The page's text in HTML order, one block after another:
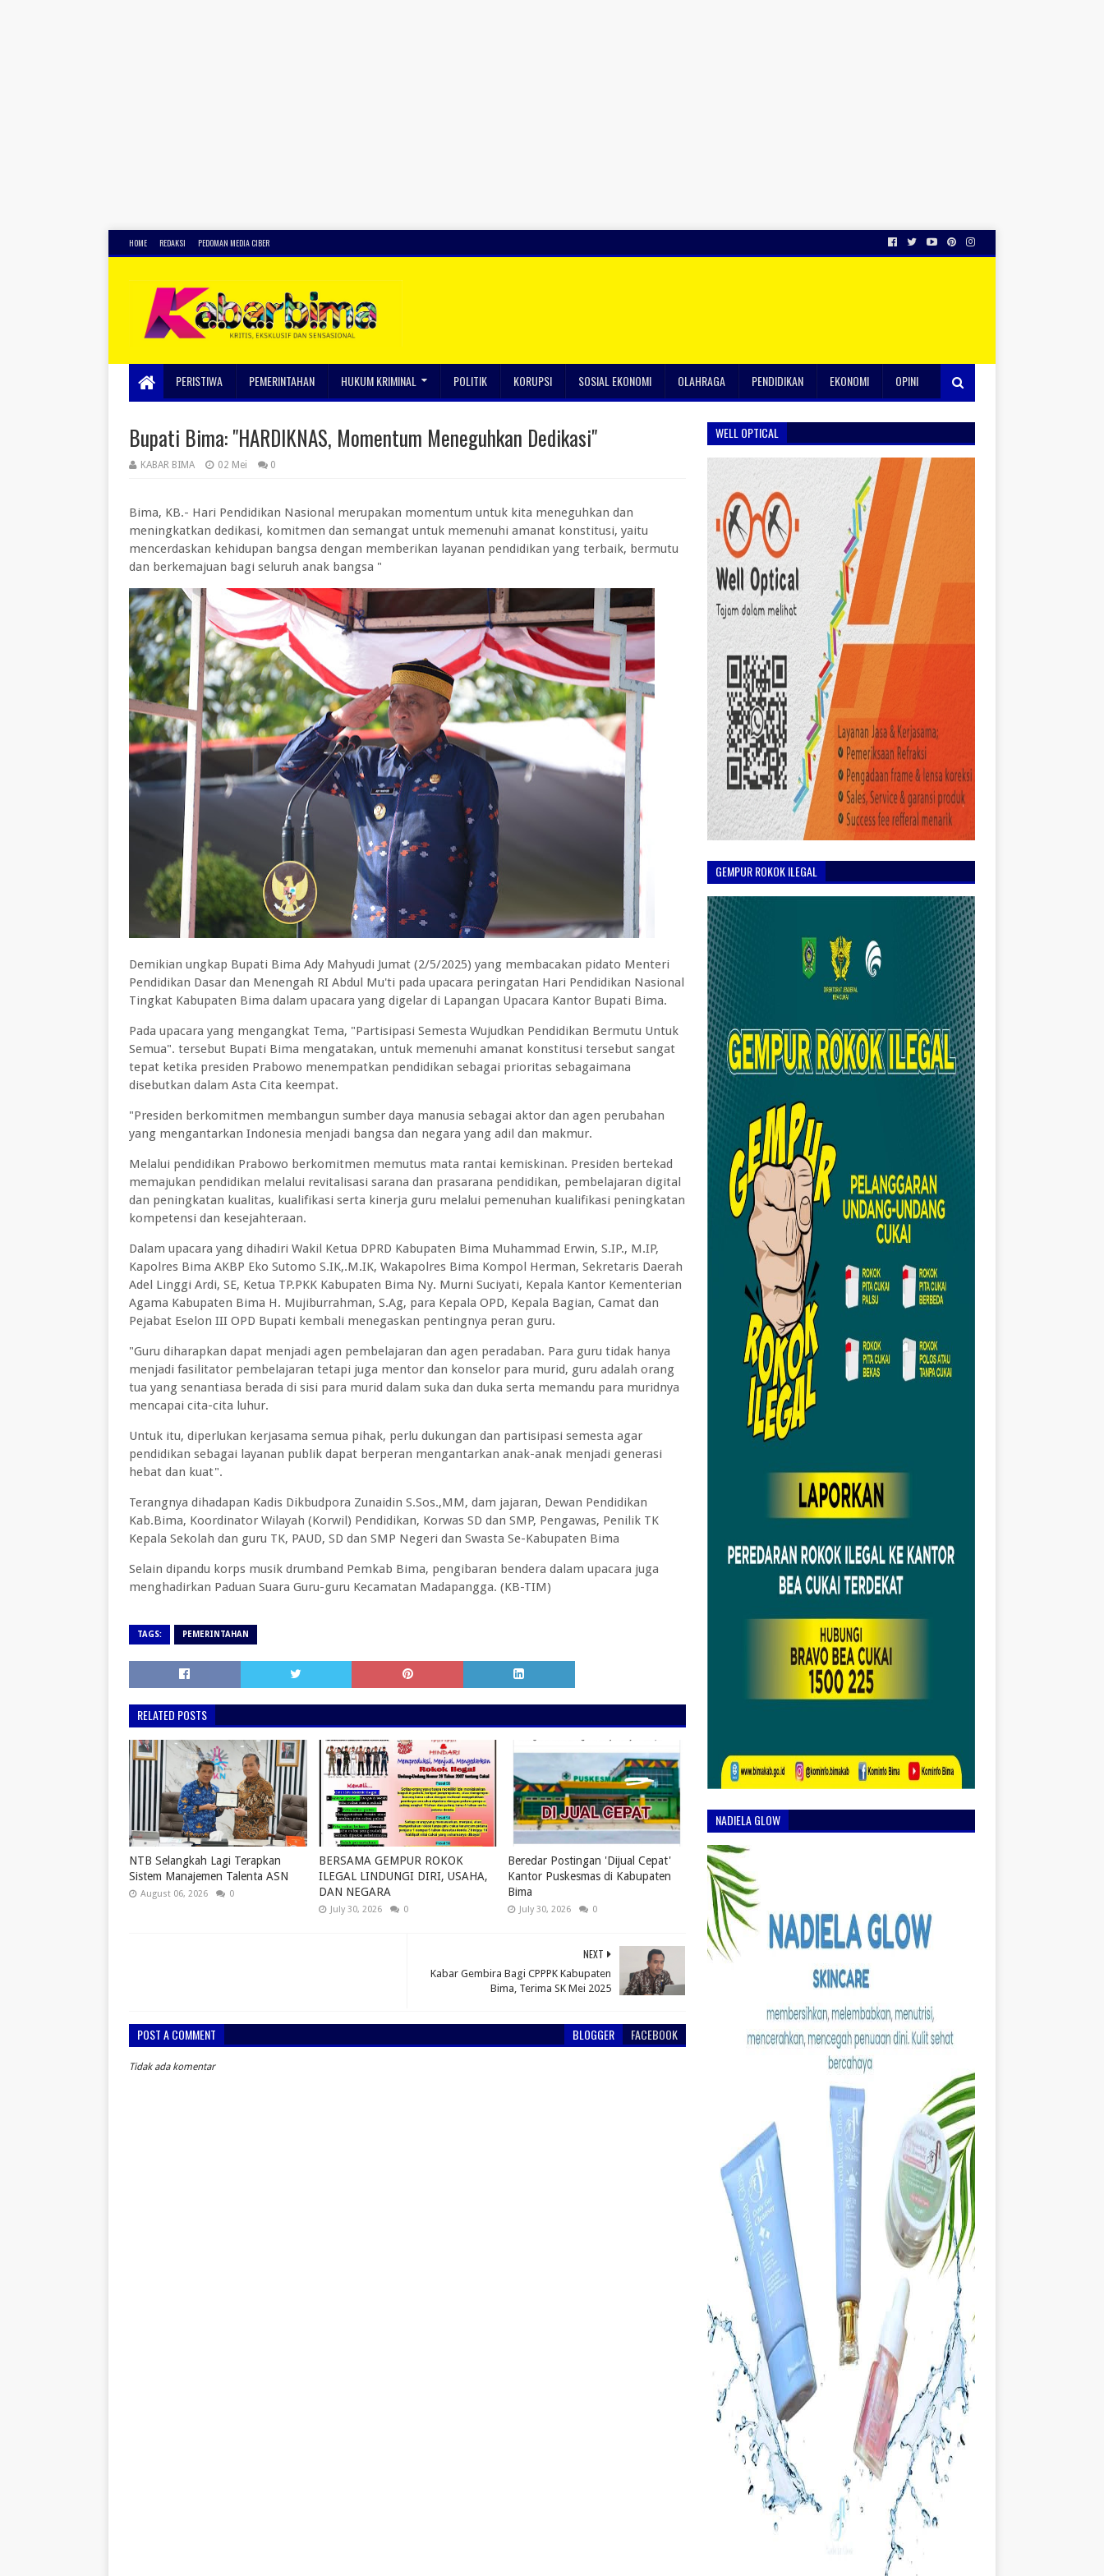
HOME REDAKSI PEDOMAN MEDIA CIBER
PERISTIWA PEMERINTAHAN HUKUM KRIMINAL POLITIK KORUPSI SOSIAL EKONOMI OLAHRAGA PENDIDIKAN EKONOMI OPINI
Bupati Bima: "HARDIKNAS, Momentum Meneguhkan Dedikasi"
KABAR BIMA 02 Mei 0
Bima, KB.- Hari Pendidikan Nasional merupakan momentum untuk kita meneguhkan dan
meningkatkan dedikasi, komitmen dan semangat untuk memenuhi amanat konstitusi, yaitu
mencerdaskan kehidupan bangsa dengan memberikan layanan pendidikan yang terbaik, bermutu
dan berkemajuan bagi seluruh anak bangsa "
Demikian ungkap Bupati Bima Ady Mahyudi Jumat (2/5/2025) yang membacakan pidato Menteri
Pendidikan Dasar dan Menengah RI Abdul Mu'ti pada upacara peringatan Hari Pendidikan Nasional
Tingkat Kabupaten Bima dalam upacara yang digelar di Lapangan Upacara Kantor Bupati Bima.
Pada upacara yang mengangkat Tema, "Partisipasi Semesta Wujudkan Pendidikan Bermutu Untuk
Semua". tersebut Bupati Bima mengatakan, untuk memenuhi amanat konstitusi tersebut sangat
tepat ketika presiden Prabowo menempatkan pendidikan sebagai prioritas sebagaimana
disebutkan dalam Asta Cita keempat.
"Presiden berkomitmen membangun sumber daya manusia sebagai aktor dan agen perubahan
yang mengantarkan Indonesia menjadi bangsa dan negara yang adil dan makmur.
Melalui pendidikan Prabowo berkomitmen memutus mata rantai kemiskinan. Presiden bertekad
memajukan pendidikan melalui revitalisasi sarana dan prasarana pendidikan, pembelajaran digital
dan peningkatan kualitas, kualifikasi serta kinerja guru melalui pemenuhan kualifikasi peningkatan
kompetensi dan kesejahteraan.
Dalam upacara yang dihadiri Wakil Ketua DPRD Kabupaten Bima Muhammad Erwin, S.IP., M.IP,
Kapolres Bima AKBP Eko Sutomo S.IK,.M.IK, Wakapolres Bima Kompol Herman, Sekretaris Daerah
Adel Linggi Ardi, SE, Ketua TP.PKK Kabupaten Bima Ny. Murni Suciyati, Kepala Kantor Kementerian
Agama Kabupaten Bima H. Mujiburrahman, S.Ag, para Kepala OPD, Kepala Bagian, Camat dan
Pejabat Eselon III OPD Bupati kembali menegaskan pentingnya peran guru.
"Guru diharapkan dapat menjadi agen pembelajaran dan agen peradaban. Para guru tidak hanya
menjadi fasilitator pembelajaran tetapi juga mentor dan konselor para murid, guru adalah orang
tua yang senantiasa berada di sisi para murid dalam suka dan duka serta memandu para muridnya
mencapai cita-cita luhur.
Untuk itu, diperlukan kerjasama semua pihak, perlu dukungan dan partisipasi semesta agar
pendidikan sebagai layanan publik dapat berperan mengantarkan anak-anak menjadi generasi
hebat dan kuat".
Terangnya dihadapan Kadis Dikbudpora Zunaidin S.Sos.,MM, dam jajaran, Dewan Pendidikan
Kab.Bima, Koordinator Wilayah (Korwil) Pendidikan, Korwas SD dan SMP, Pengawas, Penilik TK
Kepala Sekolah dan guru TK, PAUD, SD dan SMP Negeri dan Swasta Se-Kabupaten Bima
Selain dipandu korps musik drumband Pemkab Bima, pengibaran bendera dalam upacara juga
menghadirkan Paduan Suara Guru-guru Kecamatan Madapangga. (KB-TIM)
TAGS: PEMERINTAHAN
RELATED POSTS
NTB Selangkah Lagi Terapkan
Sistem Manajemen Talenta ASN
August 06, 2026 0
BERSAMA GEMPUR ROKOK
ILEGAL LINDUNGI DIRI, USAHA,
DAN NEGARA
July 30, 2026 0
Beredar Postingan 'Dijual Cepat'
Kantor Puskesmas di Kabupaten
Bima
July 30, 2026 0
NEXT
Kabar Gembira Bagi CPPPK Kabupaten
Bima, Terima SK Mei 2025
POST A COMMENT BLOGGER FACEBOOK
Tidak ada komentar
WELL OPTICAL
GEMPUR ROKOK ILEGAL
NADIELA GLOW